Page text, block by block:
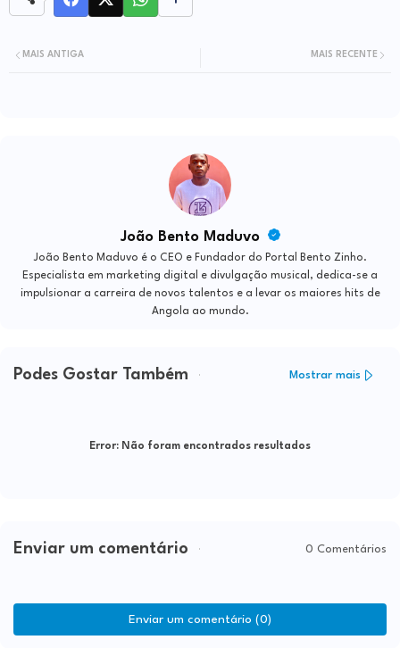
MAIS RECENTE
MAIS ANTIGA
João Bento Maduvo
João Bento Maduvo é o CEO e Fundador do Portal Bento Zinho.
Especialista em marketing digital e divulgação musical, dedica-se a
impulsionar a carreira de novos talentos e a levar os maiores hits de
Angola ao mundo.
Podes Gostar Também Mostrar mais
Error: Não foram encontrados resultados
Enviar um comentário 0 Comentários
Enviar um comentário (0)